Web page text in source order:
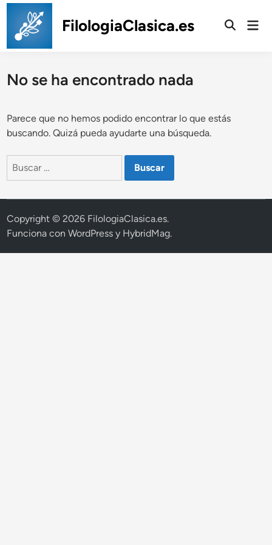
Saltar
contenido
FilologiaClasica.es
No se ha encontrado nada
Parece que no hemos podido encontrar lo que estás
buscando. Quizá pueda ayudarte una búsqueda.
Buscar:
Copyright © 2026 FilologiaClasica.es.
Funciona conWordPress y HybridMag.